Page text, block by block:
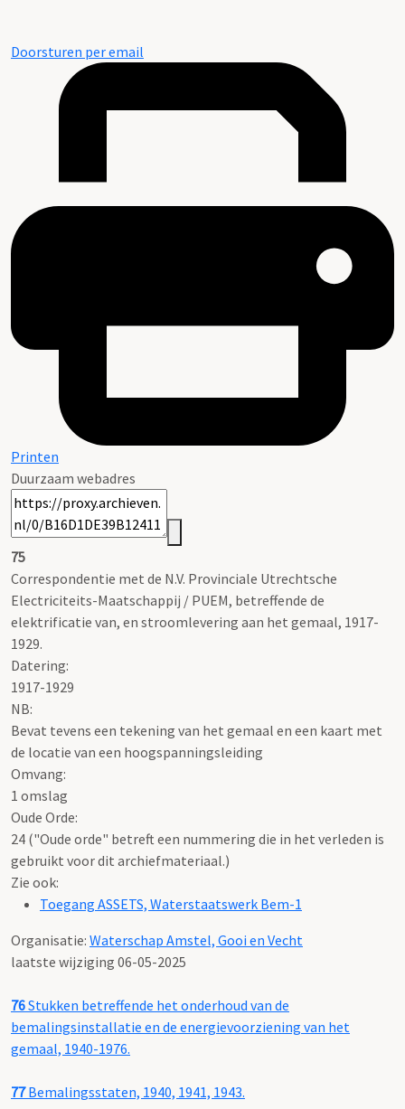
Doorsturen per email
Printen
Duurzaam webadres
75
Correspondentie met de N.V. Provinciale Utrechtsche
Electriciteits-Maatschappij / PUEM, betreffende de
elektrificatie van, en stroomlevering aan het gemaal, 1917-
1929.
Datering:
1917-1929
NB:
Bevat tevens een tekening van het gemaal en een kaart met
de locatie van een hoogspanningsleiding
Omvang:
1 omslag
Oude Orde:
24 ("Oude orde" betreft een nummering die in het verleden is
gebruikt voor dit archiefmateriaal.)
Zie ook:
Toegang ASSETS, Waterstaatswerk Bem-1
Organisatie: Waterschap Amstel, Gooi en Vecht
laatste wijziging 06-05-2025
76Stukken betreffende het onderhoud van de
bemalingsinstallatie en de energievoorziening van het
gemaal, 1940-1976.
77Bemalingsstaten, 1940, 1941, 1943.